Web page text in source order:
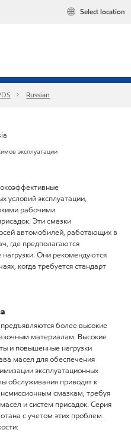
Select location
Russian
эксплуатации
условий эксплуатации,
рабочими
Эти смазки
автомобилей, работающих в
где предполагаются
Они рекомендуются
когда требуется стандарт
более высокие
материалам. Высокие
и повышенные нагрузки
масел для обеспечения
эксплуатационных
обслуживания приводят к
смазкам, требуя
и систем присадок. Серия
с учетом этих проблем.